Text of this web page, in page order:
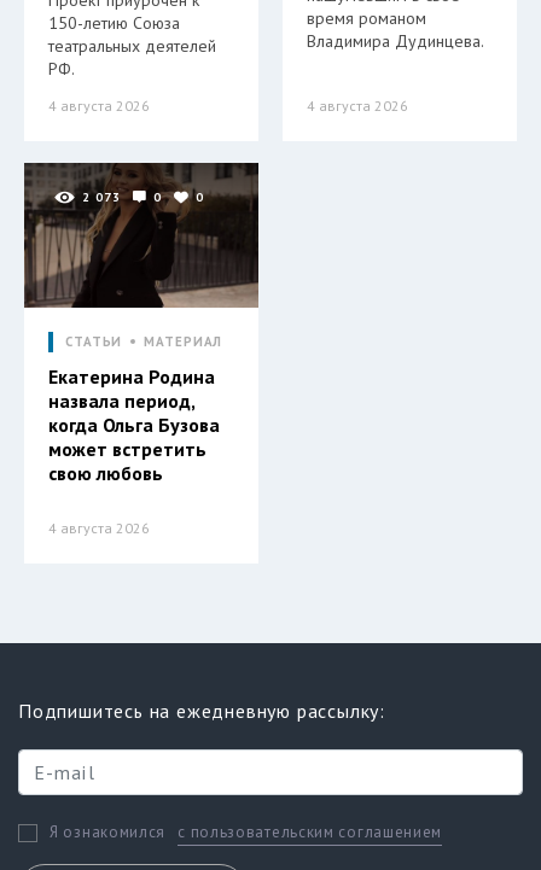
150-летию Союза
театральных деятелей
РФ.
4 августа 2026
время романом
Владимира Дудинцева.
4 августа 2026
2 073 0 0
СТАТЬИ МАТЕРИАЛ
Екатерина Родина
назвала период,
когда Ольга Бузова
может встретить
свою любовь
4 августа 2026
Подпишитесь на ежедневную рассылку:
Я ознакомился с пользовательским соглашением